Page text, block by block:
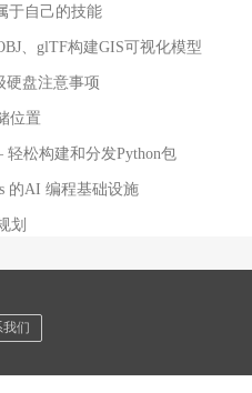
于自己的技能
、glTF构建GIS可视化模型
硬盘注意事项
位置
轻松构建和分发Python包
的AI 编程基础设施
划
我们